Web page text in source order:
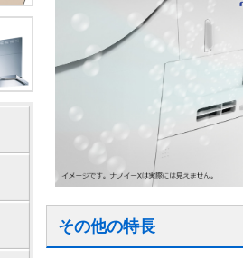
その他の特長